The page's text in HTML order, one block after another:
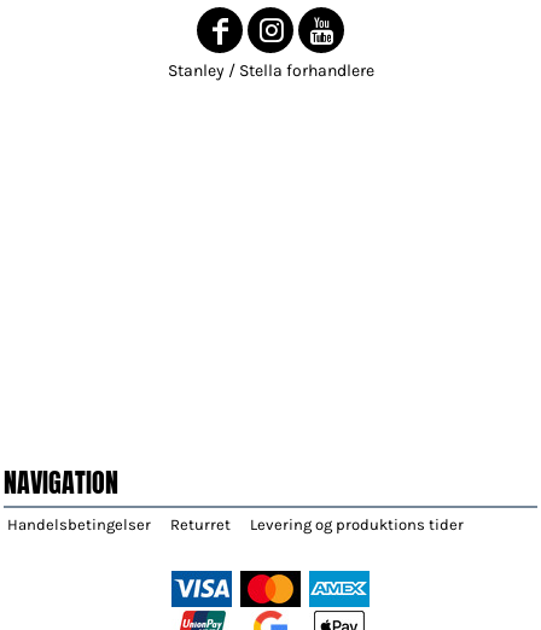
Stanley / Stella forhandlere
NAVIGATION
Handelsbetingelser Returret Levering og produktions tider